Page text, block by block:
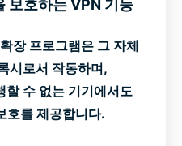
보호하는 VPN 기능
장 프로그램은 그 자체
시로서 작동하며,
수 없는 기기에서도
호를 제공합니다.